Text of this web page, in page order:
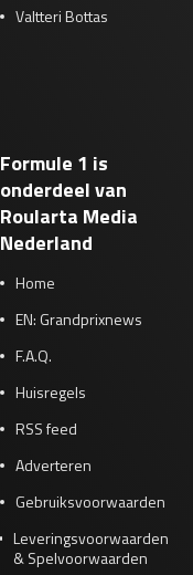
Valtteri Bottas
Formule 1 is
onderdeel van
Roularta Media
Nederland
Home
EN: Grandprixnews
F.A.Q.
Huisregels
RSS feed
Adverteren
Gebruiksvoorwaarden
Leveringsvoorwaarden
& Spelvoorwaarden